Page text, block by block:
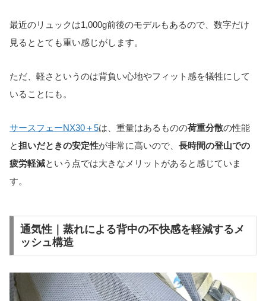
最近のリュックは1,000g前後のモデルもあるので、数字だけ
見るととても重い感じがします。
ただ、軽さというのは背負い心地やフィット感を犠牲にして
いることにも。
サースフェーNX30＋5は、重量はあるものの荷重分散の性能
と担いだときの安定性が非常に高いので、 長時間の登山での
疲労軽減という点では大きなメリットがあると感じていま
す。
通気性｜蒸れによる背中の不快感を軽減するメ
ッシュ構造